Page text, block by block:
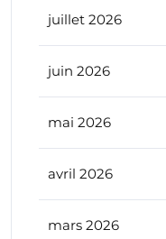
juillet 2026
juin 2026
mai 2026
avril 2026
mars 2026